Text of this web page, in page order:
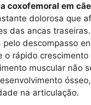
coxofemoral em
dolorosa que
das ancas
pelo descompasso
o rápido crescimento
muscular não
na articulação.